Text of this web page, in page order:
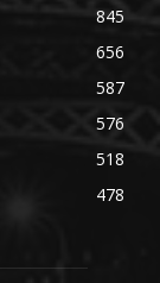
845
656
587
576
518
478